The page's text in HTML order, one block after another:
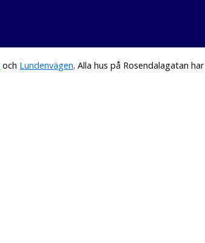
och Lundenvägen. Alla hus på Rosendalagatan har